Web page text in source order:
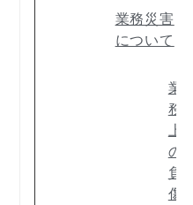
業務災害
について
業
務
上
の
負
傷